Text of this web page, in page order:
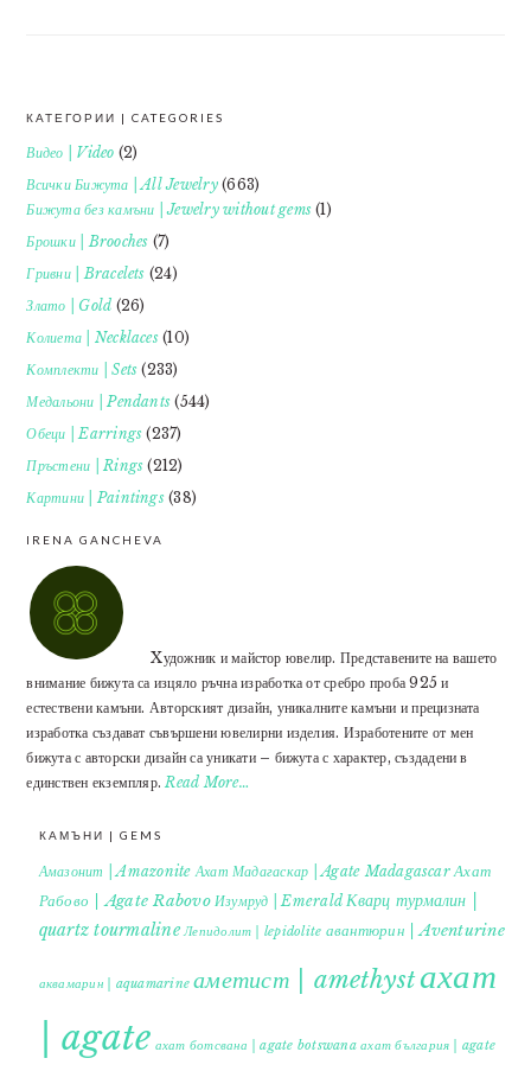
FOOTER
КАТЕГОРИИ | CATEGORIES
Видео | Video (2)
Всички Бижута | All Jewelry(663)
Бижута без камъни | Jewelry without gems (1)
Брошки | Brooches (7)
Гривни | Bracelets (24)
Злато | Gold (26)
Колиета | Necklaces(10)
Комплекти | Sets (233)
Медальони | Pendants (544)
Обеци | Earrings (237)
Пръстени | Rings (212)
Картини | Paintings(38)
IRENA GANCHEVA
Xудожник и майстор ювелир. Представените на вашето
внимание бижута са изцяло ръчна изработка от сребро проба 925 и
естествени камъни. Авторският дизайн, уникалните камъни и прецизната
изработка създават съвършени ювелирни изделия. Изработените от мен
бижута с авторски дизайн са уникати – бижута с характер, създадени в
единствен екземпляр. Read More…
КАМЪНИ | GEMS
Амазонит | Amazonite Ахат Мадагаскар | Agate Madagascar Ахат
Рабово | Agate Rabovo Изумруд | Emerald Кварц турмалин |
quartz tourmaline Лепидолит | lepidolite авантюрин | Aventurine
аквамарин | aquamarine аметист | amethystахат
| agate ахат ботсвана | agate botswana ахат българия | agate